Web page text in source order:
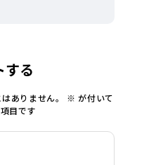
する
ありません。 ※ が付いて
目です